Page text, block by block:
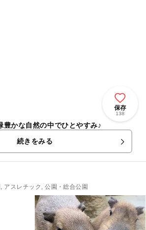
保存
138
豊かな自然の中でひとやすみ♪
続きをみる
アスレチック, 公園・総合公園